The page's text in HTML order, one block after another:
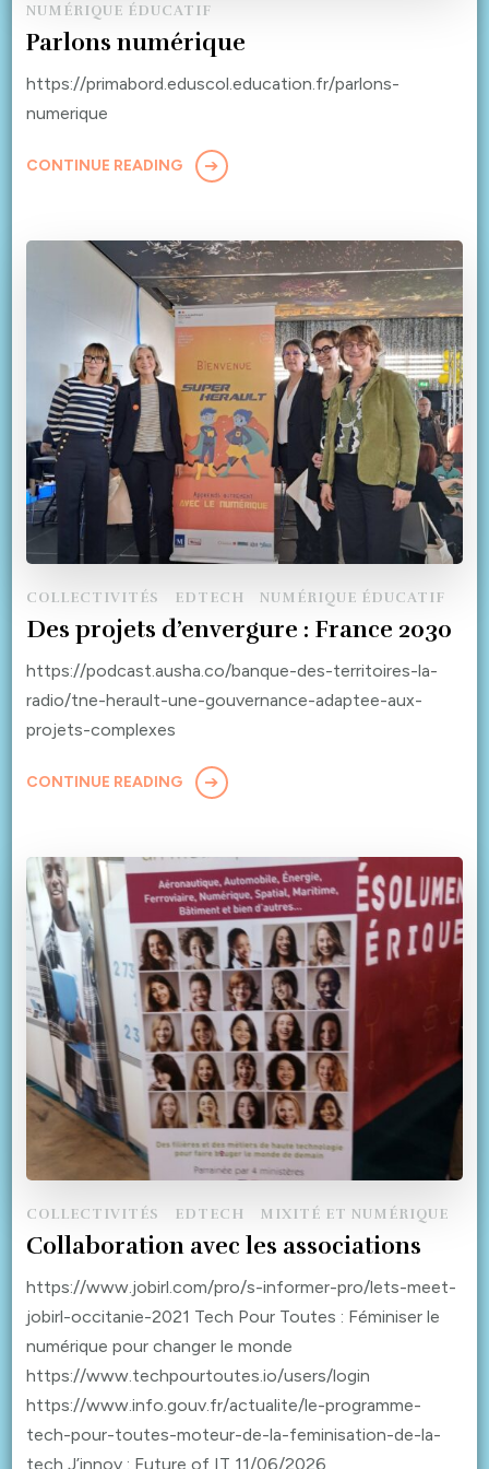
NUMÉRIQUE ÉDUCATIF
Parlons numérique
https://primabord.eduscol.education.fr/parlons-
numerique
CONTINUE READING
COLLECTIVITÉS EDTECH NUMÉRIQUE ÉDUCATIF
Des projets d’envergure : France 2030
https://podcast.ausha.co/banque-des-territoires-la-
radio/tne-herault-une-gouvernance-adaptee-aux-
projets-complexes
CONTINUE READING
COLLECTIVITÉS EDTECH MIXITÉ ET NUMÉRIQUE
Collaboration avec les associations
https://www.jobirl.com/pro/s-informer-pro/lets-meet-
jobirl-occitanie-2021 Tech Pour Toutes : Féminiser le
numérique pour changer le monde
https://www.techpourtoutes.io/users/login
https://www.info.gouv.fr/actualite/le-programme-
tech-pour-toutes-moteur-de-la-feminisation-de-la-
tech J’innov : Future of IT 11/06/2026